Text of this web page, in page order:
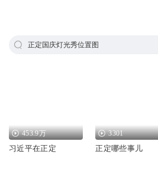
正定国庆灯光秀位置图
453.9万
习近平在正定
3301
正定哪些事儿